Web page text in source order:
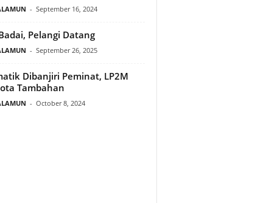
- September 16, 2024
Pelangi Datang
- September 26, 2025
Dibanjiri Peminat, LP2M
Tambahan
- October 8, 2024